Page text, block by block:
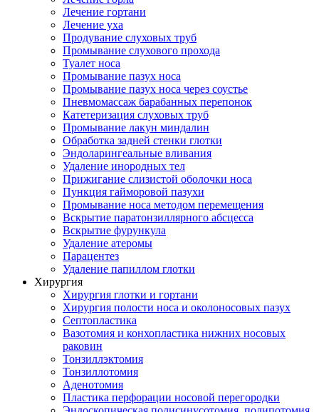
Лечение гортани
Лечение уха
Продувание слуховых труб
Промывание слухового прохода
Туалет носа
Промывание пазух носа
Промывание пазух носа через соустье
Пневмомассаж барабанных перепонок
Катетеризация слуховых труб
Промывание лакун миндалин
Обработка задней стенки глотки
Эндоларингеальные вливания
Удаление инородных тел
Прижигание слизистой оболочки носа
Пункция гайморовой пазухи
Промывание носа методом перемещения
Вскрытие паратонзиллярного абсцесса
Вскрытие фурункула
Удаление атеромы
Парацентез
Удаление папиллом глотки
Хирургия
Хирургия глотки и гортани
Хирургия полости носа и околоносовых пазух
Септопластика
Вазотомия и конхопластика нижних носовых
раковин
Тонзиллэктомия
Тонзиллотомия
Аденотомия
Пластика перфорации носовой перегородки